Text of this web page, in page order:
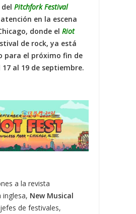
Pitchfork Festival
en la escena
donde el Riot
de rock, ya está
para el próximo fin de
17 al 19 de septiembre.
a la revista
inglesa, New Musical
de festivales,